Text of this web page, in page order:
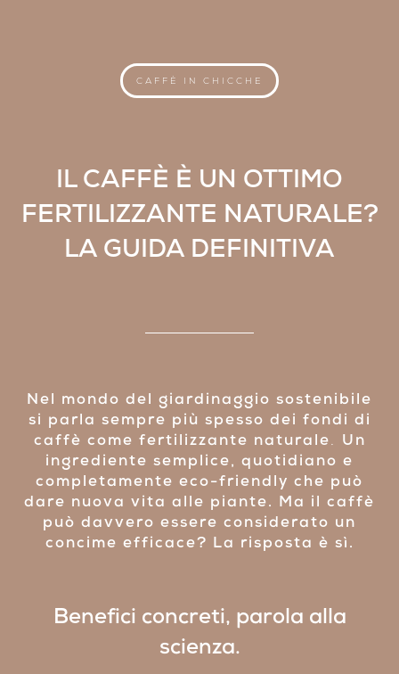
CAFFÈ IN CHICCHE
IL CAFFÈ È UN OTTIMO
FERTILIZZANTE NATURALE?
LA GUIDA DEFINITIVA
Nel mondo del giardinaggio sostenibile
si parla sempre più spesso dei fondi di
caffè come fertilizzante naturale. Un
ingrediente semplice, quotidiano e
completamente eco-friendly che può
dare nuova vita alle piante. Ma il caffè
può davvero essere considerato un
concime efficace? La risposta è sì.
Benefici concreti, parola alla
scienza.